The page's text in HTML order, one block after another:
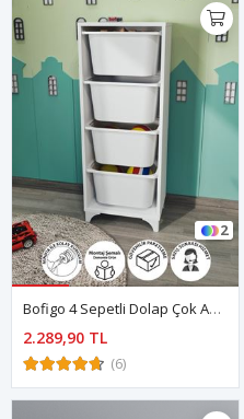
2
Bofigo 4 Sepetli Dolap Çok Amaçlı Dolap Oyuncak Dolabı Dora Beyaz
2.289,90 TL
(6)